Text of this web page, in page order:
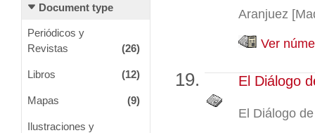
Document type
Periódicos y
Revistas
(26)
Libros (12)
Mapas (9)
Ilustraciones y
Aranjuez
Ver
El Diálogo
El Diálogo